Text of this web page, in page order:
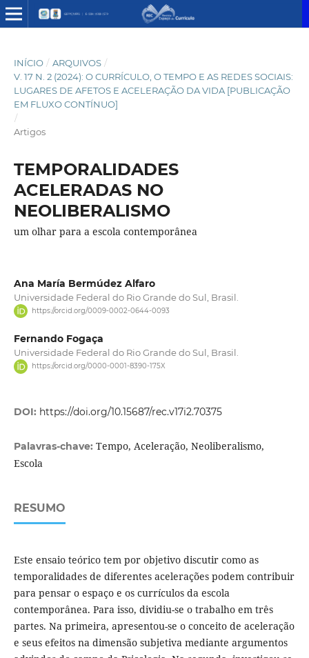
INÍCIO / ARQUIVOS /
V. 17 N. 2 (2024): O CURRÍCULO, O TEMPO E AS REDES SOCIAIS:
LUGARES DE AFETOS E ACELERAÇÃO DA VIDA [PUBLICAÇÃO
EM FLUXO CONTÍNUO]
/
Artigos
TEMPORALIDADES
ACELERADAS NO
NEOLIBERALISMO
um olhar para a escola contemporânea
Ana María Bermúdez Alfaro
Universidade Federal do Rio Grande do Sul, Brasil.
https://orcid.org/0009-0002-0644-0093
Fernando Fogaça
Universidade Federal do Rio Grande do Sul, Brasil.
https://orcid.org/0000-0001-8390-175X
DOI: https://doi.org/10.15687/rec.v17i2.70375
Palavras-chave: Tempo, Aceleração, Neoliberalismo,
Escola
RESUMO
Este ensaio teórico tem por objetivo discutir como as
temporalidades de diferentes acelerações podem contribuir
para pensar o espaço e os currículos da escola
contemporânea. Para isso, dividiu-se o trabalho em três
partes. Na primeira, apresentou-se o conceito de aceleração
e seus efeitos na dimensão subjetiva mediante argumentos